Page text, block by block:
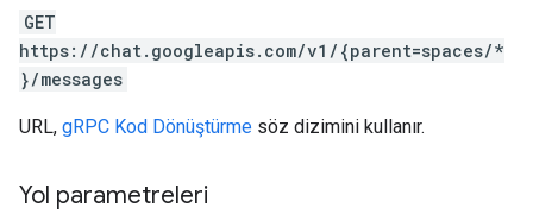
GET
https://chat.googleapis.com/v1/{parent=spaces/*
}/messages
URL, gRPC Kod Dönüştürme söz dizimini kullanır.
Yol parametreleri